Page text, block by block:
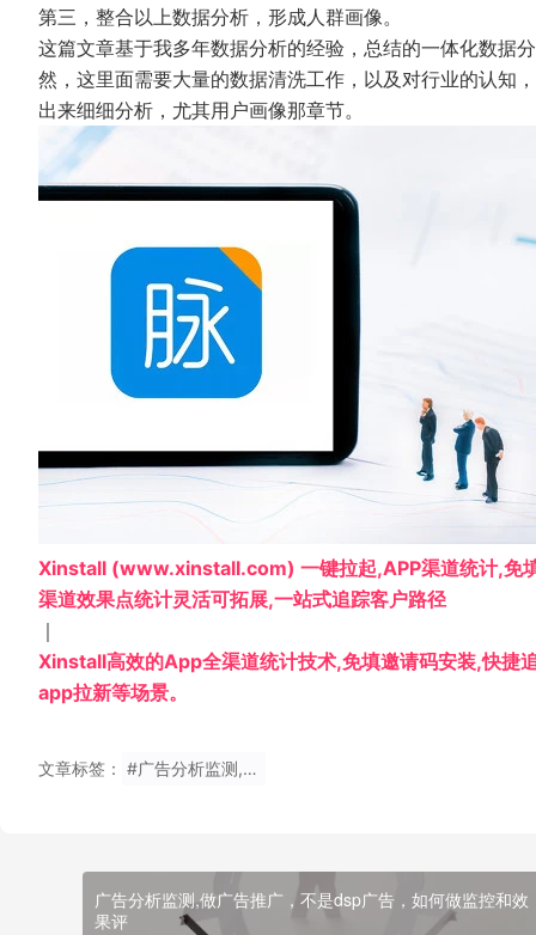
第三，整合以上数据分析，形成人群画像。
这篇文章基于我多年数据分析的经验，总结的一体化数据
然，这里面需要大量的数据清洗工作，以及对行业的认知
出来细细分析，尤其用户画像那章节。
Xinstall (www.xinstall.com) 一键拉起,APP渠道统计,免
渠道效果点统计灵活可拓展,一站式追踪客户路径
｜
Xinstall高效的App全渠道统计技术,免填邀请码安装,快捷
app拉新等场景。
文章标签： #广告分析监测,2009年网络广告市场的分析报告？
广告分析监测,做广告推广，不是dsp广告，如何做监控和效
果评